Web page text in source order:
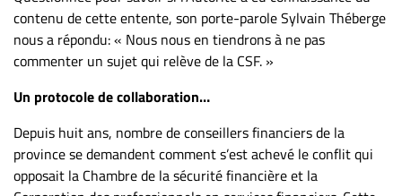
contenu de cette entente, son porte-parole Sylvain Théberge
nous a répondu: « Nous nous en tiendrons à ne pas
commenter un sujet qui relève de la CSF. »
Un protocole de collaboration…
Depuis huit ans, nombre de conseillers financiers de la
province se demandent comment s’est achevé le conflit qui
opposait la Chambre de la sécurité financière et la